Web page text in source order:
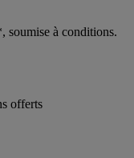
soumise à conditions.
offerts